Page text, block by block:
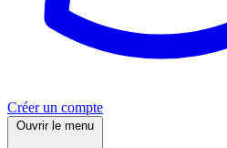
Créer un compte
Ouvrir le menu